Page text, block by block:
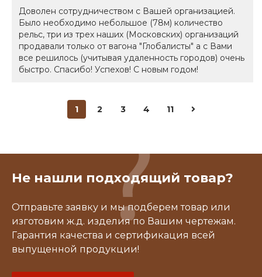
Доволен сотрудничеством с Вашей организацией.
Было необходимо небольшое (78м) количество
рельс, три из трех наших (Московских) организаций
продавали только от вагона "Глобалисты" а с Вами
все решилось (учитывая удаленность городов) очень
быстро. Спасибо! Успехов! С новым годом!
1 2 3 4 11
Не нашли подходящий товар?
Отправьте заявку и мы подберем товар или
изготовим ж.д. изделия по Вашим чертежам.
Гарантия качества и сертификация всей
выпущенной продукции!